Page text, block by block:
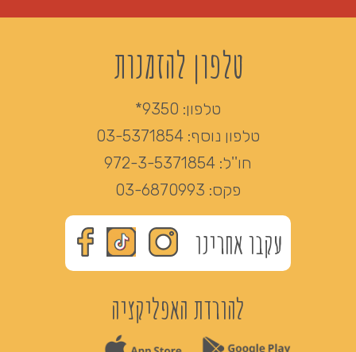
טלפון להזמנות
טלפון: 9350*
טלפון נוסף: 03-5371854
חו''ל: 972-3-5371854
פקס: 03-6870993
עקבו אחרינו
להורדת האפליקציה